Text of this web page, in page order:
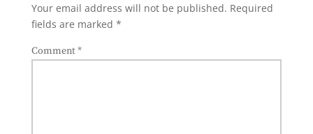
Your email address will not be published. Required
fields are marked *
Comment*